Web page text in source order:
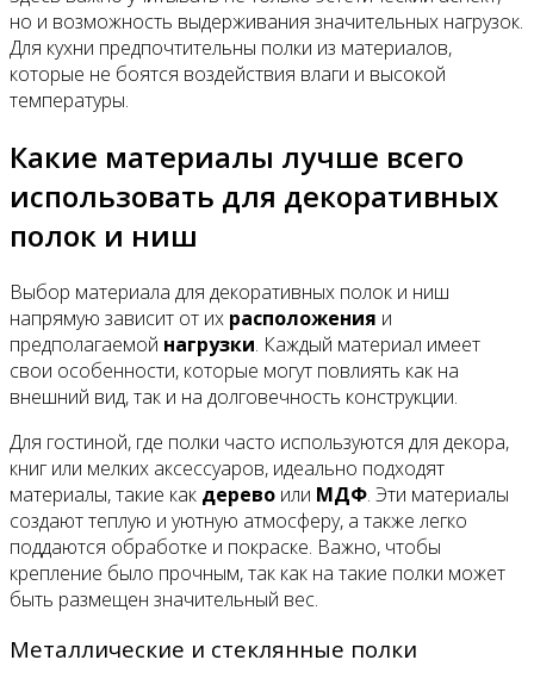
но и возможность выдерживания значительных нагрузок.
Для кухни предпочтительны полки из материалов,
которые не боятся воздействия влаги и высокой
температуры.
Какие материалы лучше всего
использовать для декоративных
полок и ниш
Выбор материала для декоративных полок и ниш
напрямую зависит от их расположения и
предполагаемой нагрузки. Каждый материал имеет
свои особенности, которые могут повлиять как на
внешний вид, так и на долговечность конструкции.
Для гостиной, где полки часто используются для декора,
книг или мелких аксессуаров, идеально подходят
материалы, такие как дерево или МДФ. Эти материалы
создают теплую и уютную атмосферу, а также легко
поддаются обработке и покраске. Важно, чтобы
крепление было прочным, так как на такие полки может
быть размещен значительный вес.
Металлические и стеклянные полки